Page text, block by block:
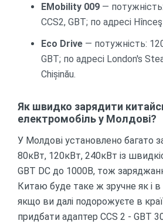
EMobility 009 —
CCS2, GBT; по адресі
Eco Drive — потужність:
GBT; по адресі London's
Chișinău.
Як швидко зарядити
електромобіль у Молдові?
У Молдові установлено багато
80кВт, 120кВт, 240кВт із
GBT DC до 1000В, тож
Китаю буде таке ж зручне як і в
якщо ви далі подорожуєте в
придбати адаптер CCS 2 - GBT